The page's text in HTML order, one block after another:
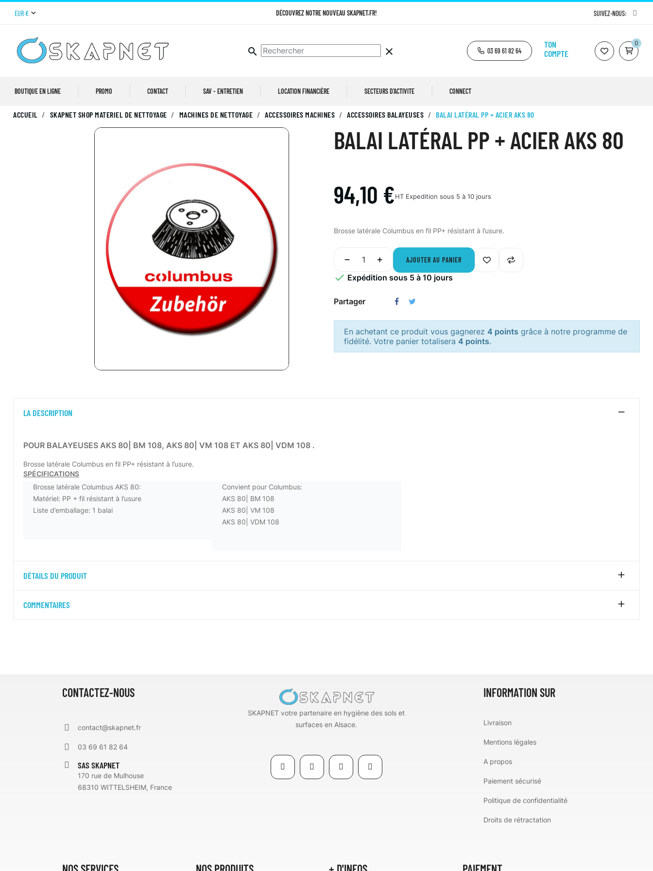
EUR € DÉCOUVREZ NOTRE NOUVEAU SKAPNET.FR! SUIVEZ-NOUS:
search clear 03 69 61 82 64
TON
COMPTE
0
BOUTIQUE EN LIGNE PROMO CONTACT SAV - ENTRETIEN LOCATION FINANCIÈRE SECTEURS D'ACTIVITE CONNECT
ACCUEIL SKAPNET SHOP MATERIEL DE NETTOYAGE MACHINES DE NETTOYAGE ACCESSOIRES MACHINES ACCESSOIRES BALAYEUSES BALAI LATÉRAL PP + ACIER AKS 80
BALAI LATÉRAL PP + ACIER AKS 80
94,10 €HT Expedition sous 5 à 10 jours
Brosse latérale Columbus en fil PP+ résistant à l’usure.
AJOUTER AU PANIER
 Expédition sous 5 à 10 jours
Partager
En achetant ce produit vous gagnerez 4 points grâce à notre programme de
fidélité. Votre panier totalisera 4 points.
LA DESCRIPTION
POUR BALAYEUSES AKS 80| BM 108, AKS 80| VM 108 ET AKS 80| VDM 108 .
Brosse latérale Columbus en fil PP+ résistant à l’usure.
SPÉCIFICATIONS
Brosse latérale Columbus AKS 80:
Matériel: PP + fil résistant à l’usure
Liste d’emballage: 1 balai
Convient pour Columbus:
AKS 80| BM 108
AKS 80| VM 108
AKS 80| VDM 108
DÉTAILS DU PRODUIT
COMMENTAIRES
CONTACTEZ-NOUS
contact@skapnet.fr
03 69 61 82 64
SAS SKAPNET
170 rue de Mulhouse
68310 WITTELSHEIM, France
SKAPNET votre partenaire en hygiène des sols et
surfaces en Alsace.
INFORMATION SUR
Livraison
Mentions légales
A propos
Paiement sécurisé
Politique de confidentialité
Droits de rétractation